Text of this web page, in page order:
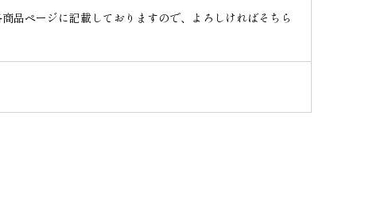
品ページに記載しておりますので、よろしければそちら